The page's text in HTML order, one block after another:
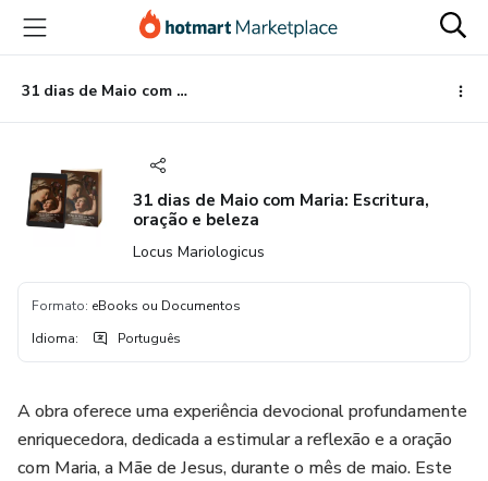
para
conteúdo
principal
para
pagamento
para
rodapé
31 dias de Maio com Maria: Escritura, oração e beleza
31 dias de Maio com Maria: Escritura,
oração e beleza
Locus Mariologicus
Formato: eBooks ou Documentos
Idioma: Português
A obra oferece uma experiência devocional profundamente
enriquecedora, dedicada a estimular a reflexão e a oração
com Maria, a Mãe de Jesus, durante o mês de maio. Este